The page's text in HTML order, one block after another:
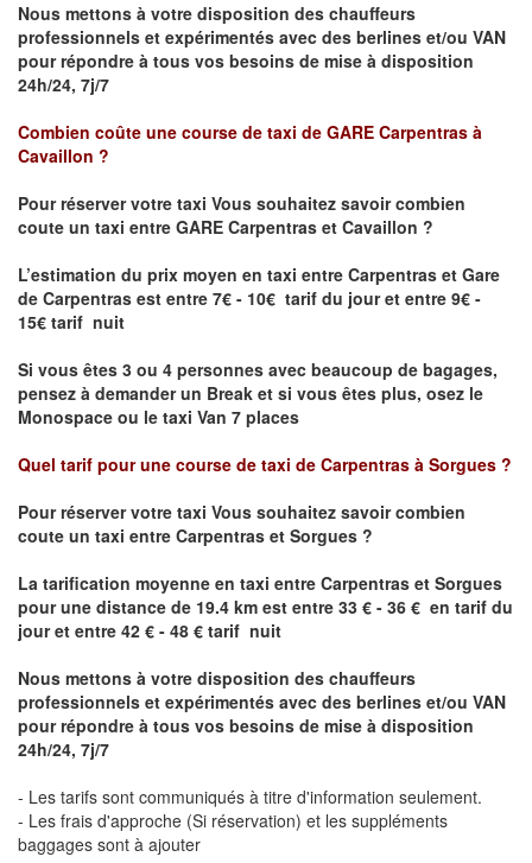
Nous mettons à votre disposition des chauffeurs
professionnels et expérimentés avec des berlines et/ou VAN
pour répondre à tous vos besoins de mise à disposition
24h/24, 7j/7
Combien coûte une course de taxi de GARE Carpentras à
Cavaillon ?
Pour réserver votre taxi Vous souhaitez savoircombien
coute un taxi entre GARE Carpentras et Cavaillon ?
L’estimation du prix moyen en taxi entre Carpentras et Gare
de Carpentras est entre 7€ - 10€ tarif du jour et entre 9€ -
15€ tarif nuit
Si vous êtes 3 ou 4 personnes avec beaucoup de bagages,
pensez à demander un Break et si vous êtes plus, osez le
Monospace ou le taxi Van 7 places
Quel tarif pour une course de taxi de Carpentras à Sorgues ?
Pour réserver votre taxi Vous souhaitez savoircombien
coute un taxi entre Carpentras et Sorgues ?
La tarification moyenne en taxi entre Carpentras et Sorgues
pour une distance de 19.4 km est entre 33 € - 36 € en tarif du
jour et entre 42 € - 48 € tarif nuit
Nous mettons à votre disposition des chauffeurs
professionnels et expérimentés avec des berlines et/ou VAN
pour répondre à tous vos besoins de mise à disposition
24h/24, 7j/7
- Les tarifs sont communiqués à titre d'information seulement.
- Les frais d'approche (Si réservation) et les suppléments
baggages sont à ajouter